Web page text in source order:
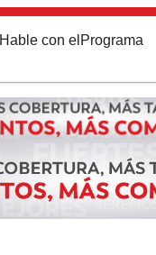
Hable con el Programa